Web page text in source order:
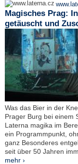
Magisches Prag:
getäuscht und
Was das Bier in der
Prager Burg bei einem
Laterna magika im
ein Programmpunkt,
ganz Besonderes
seit über 50 Jahren
mehr ›